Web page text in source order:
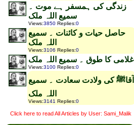
زندگی کی ہمسفر ہے موت ۔
سمیع اللہ ملک
Views:3850 Replies:0
حاصل حیات و کائنات ۔ سمیع
اللہ ملک
Views:3106 Replies:0
غلامی کا طوق ۔ سمیع اللہ ملک
Views:3100 Replies:0
آقاﷺ کی ولادت سعادت ۔ سمیع
اللہ ملک
Views:3141 Replies:0
Click here to read All Articles by User: Sami_Malik